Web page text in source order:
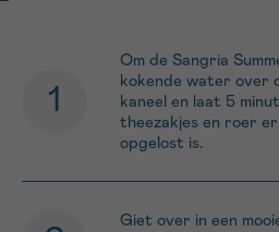
Om de Sangria
kokende water over
kaneel en laat 5
theezakjes en roer
opgelost is.
Giet over in een